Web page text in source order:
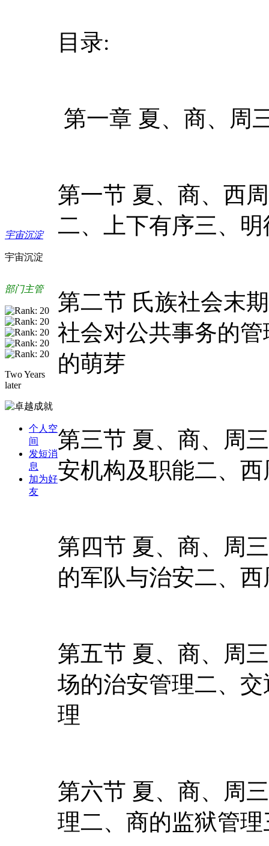
宇宙沉淀
宇宙沉淀
部门主管
Two Years
later
个人空
间
发短消
息
加为好
友
目录:
第一章 夏、商、周
第一节 夏、商、西
二、上下有序三、
第二节 氏族社会末
社会对公共事务的
的萌芽
第三节 夏、商、周
安机构及职能二、
第四节 夏、商、周
的军队与治安二、
第五节 夏、商、周
场的治安管理二、
理
第六节 夏、商、周
理二、商的监狱管